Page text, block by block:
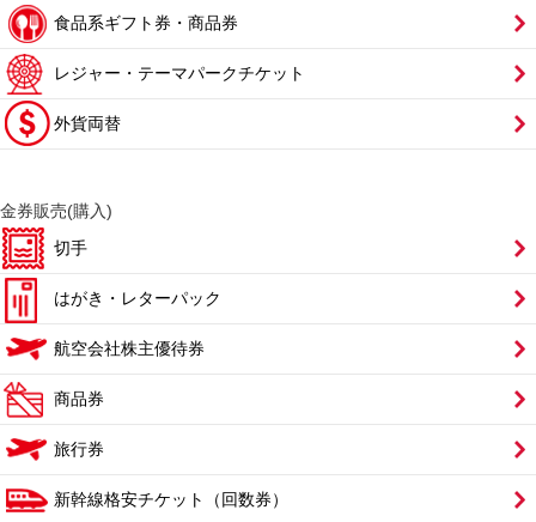
食品系ギフト券・商品券
レジャー・テーマパークチケット
外貨両替
金券販売(購入)
切手
はがき・レターパック
航空会社株主優待券
商品券
旅行券
新幹線格安チケット（回数券）